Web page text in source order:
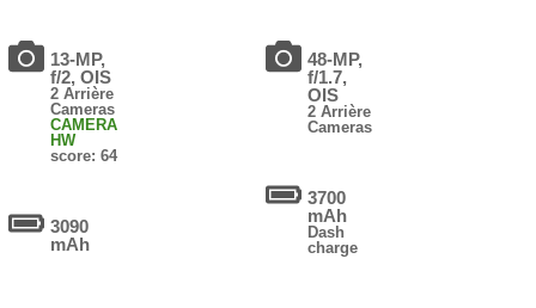
13-MP,
f/2, OIS
2 Arrière
Cameras
CAMERA
HW
score: 64
3090
mAh
48-MP,
f/1.7,
OIS
2 Arrière
Cameras
3700
mAh
Dash
charge